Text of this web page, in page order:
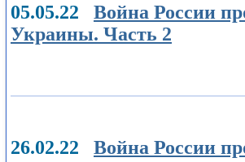
05.05.22 Война России
Украины. Часть 2
26.02.22 Война России